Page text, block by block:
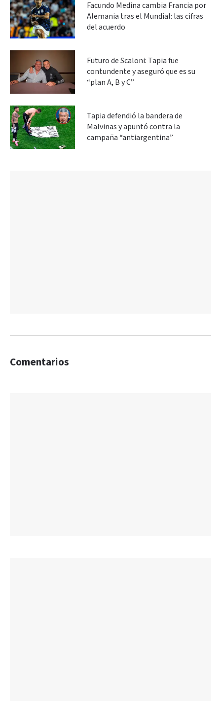
Facundo Medina cambia Francia por
Alemania tras el Mundial: las cifras
del acuerdo
Futuro de Scaloni: Tapia fue
contundente y aseguró que es su
“plan A, B y C”
Tapia defendió la bandera de
Malvinas y apuntó contra la
campaña “antiargentina”
Comentarios